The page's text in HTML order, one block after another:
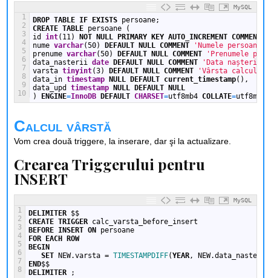
MySQL
1
2
3
4
5
6
7
8
9
10
DROP TABLE IF EXISTS persoane;
CREATE TABLE persoane
(
id
int(11) NOT NULL PRIMARY KEY AUTO_INCREMENT COMMENT
nume varchar(50) DEFAULT NULL COMMENT 'Numele persoanei'
prenume varchar(50) DEFAULT NULL COMMENT
'Prenumele
data_nasterii
date DEFAULT NULL COMMENT 'Data nașterii'
varsta tinyint(3) DEFAULT NULL COMMENT
'Vârsta
data_in timestamp NULL DEFAULT current_timestamp(),
data_upd
timestamp NULL DEFAULT NULL
)
ENGINE=InnoDB DEFAULT CHARSET=utf8mb4 COLLATE=
Calcul vârstă
Vom crea două triggere, la inserare, dar şi la actualizare.
Crearea Triggerului pentru
INSERT
MySQL
1
2
3
4
5
6
7
8
DELIMITER $$
CREATE TRIGGER calc_varsta_before_insert
BEFORE INSERT ON
persoane
FOR EACH ROW
BEGIN
SET
NEW.varsta = TIMESTAMPDIFF(YEAR,
END$$
DELIMITER
;